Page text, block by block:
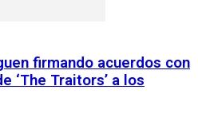
firmando acuerdos con
‘The Traitors’ a los